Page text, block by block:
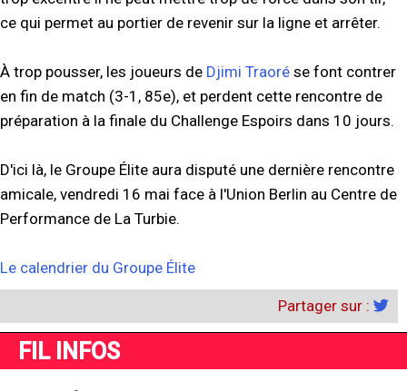
ce qui permet au portier de revenir sur la ligne et arrêter.
À trop pousser, les joueurs de Djimi Traoré se font contrer
en fin de match (3-1, 85e), et perdent cette rencontre de
préparation à la finale du Challenge Espoirs dans 10 jours.
D'ici là, le Groupe Élite aura disputé une dernière rencontre
amicale, vendredi 16 mai face à l'Union Berlin au Centre de
Performance de La Turbie.
Le calendrier du Groupe Élite
Partager sur :
FIL INFOS